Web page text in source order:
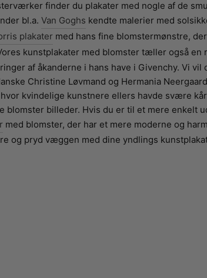
finder du plakater med nogle af de
bl.a. Van Goghs kendte malerier med
plakater med hans fine blomstermønstre,
kunstplakater med blomster tæller også en
af åkanderne i hans have i Givenchy. Vi
Christine Løvmand og Hermania
kvindelige kunstnere ellers havde svære
blomster billeder. Hvis du er til et mere enkelt
med blomster, der har et mere moderne og
og pryd væggen med dine yndlings